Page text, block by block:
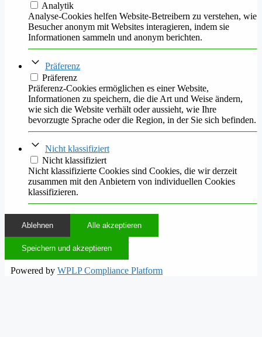
Analytik
Analyse-Cookies helfen Website-Betreibern zu verstehen, wie
Besucher anonym mit Websites interagieren, indem sie
Informationen sammeln und anonym berichten.
Präferenz
Präferenz
Präferenz-Cookies ermöglichen es einer Website,
Informationen zu speichern, die die Art und Weise ändern,
wie sich die Website verhält oder aussieht, wie Ihre
bevorzugte Sprache oder die Region, in der Sie sich befinden.
Nicht klassifiziert
Nicht klassifiziert
Nicht klassifizierte Cookies sind Cookies, die wir derzeit
zusammen mit den Anbietern von individuellen Cookies
klassifizieren.
Ablehnen Alle akzeptieren
Speichern und akzeptieren
Powered by WPLP Compliance Platform